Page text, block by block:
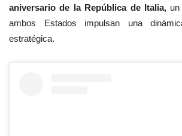
aniversario de la República de Italia,
ambos Estados impulsan una
estratégica.